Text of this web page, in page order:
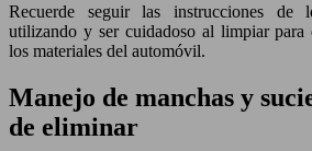
Recuerde seguir las instrucciones de
utilizando y ser cuidadoso al limpiar
los materiales del automóvil.
Manejo de manchas y
de eliminar